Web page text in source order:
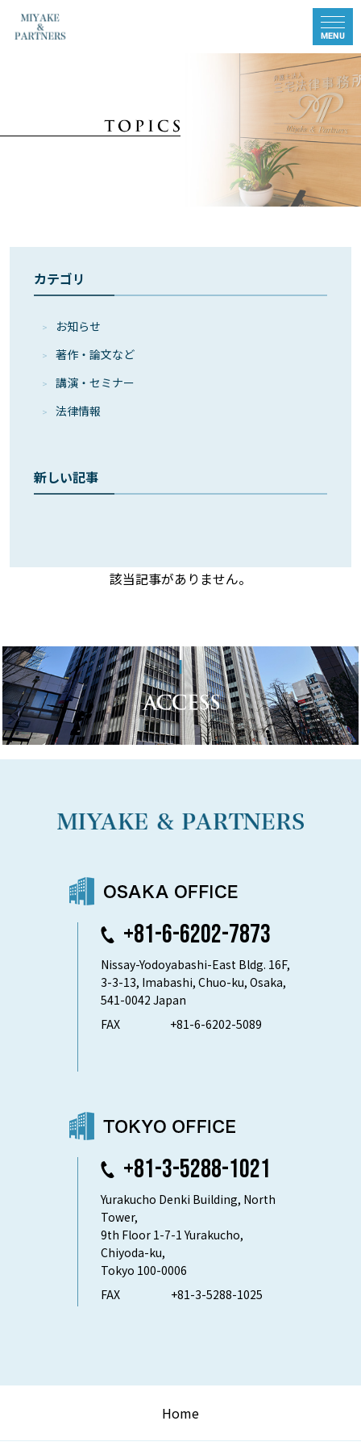
カテゴリ
お知らせ
著作・論⽂など
講演・セミナー
法律情報
新しい記事
該当記事がありません。
+81-6-6202-7873
Nissay-Yodoyabashi-East Bldg. 16F,
3-3-13, Imabashi, Chuo-ku, Osaka,
541-0042 Japan
FAX
+81-6-6202-5089
+81-3-5288-1021
Yurakucho Denki Building, North
Tower,
9th Floor 1-7-1 Yurakucho,
Chiyoda-ku,
Tokyo 100-0006
FAX
+81-3-5288-1025
Home